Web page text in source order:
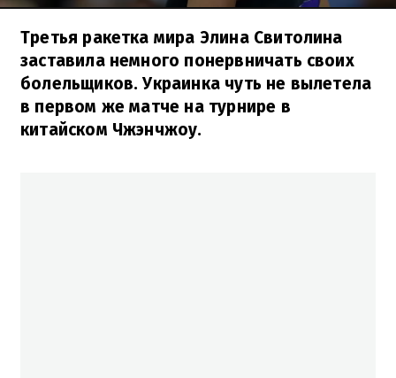
Третья ракетка мира Элина Свитолина
заставила немного понервничать своих
болельщиков. Украинка чуть не вылетела
в первом же матче на турнире в
китайском Чжэнчжоу.